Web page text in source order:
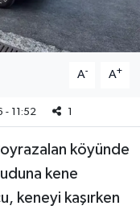
A- A+
- 11:52 1
köyünde
kene
keneyi kaşırken